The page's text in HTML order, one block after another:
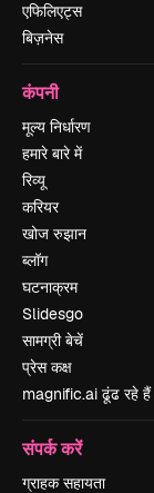
एफिलिएट्स
बिज़नेस
कंपनी
मूल्य निर्धारण
हमारे बारे में
रिव्यू
करियर
खोज रुझान
ब्लॉग
घटनाक्रम
Slidesgo
सामग्री बेचें
प्रेस कक्ष
magnific.ai ढूंढ रहे हैं
संपर्क करें
ग्राहक सहायता